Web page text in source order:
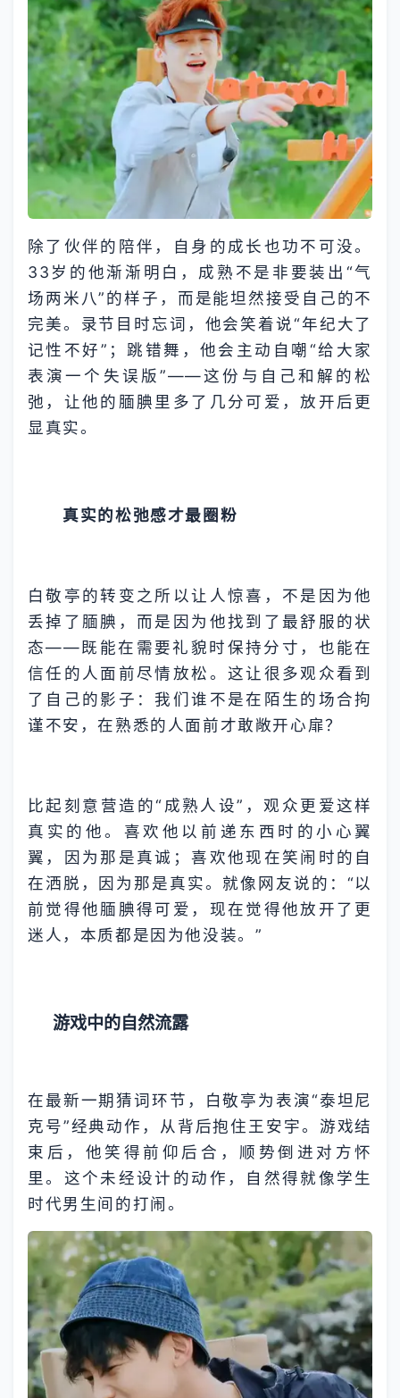
除了伙伴的陪伴，自身的成长也功不可没。
33岁的他渐渐明白，成熟不是非要装出“气
场两米八”的样子，而是能坦然接受自己的不
完美。录节目时忘词，他会笑着说“年纪大了
记性不好”；跳错舞，他会主动自嘲“给大家
表演一个失误版”——这份与自己和解的松
弛，让他的腼腆里多了几分可爱，放开后更
显真实。
真实的松弛感才最圈粉
白敬亭的转变之所以让人惊喜，不是因为他
丢掉了腼腆，而是因为他找到了最舒服的状
态——既能在需要礼貌时保持分寸，也能在
信任的人面前尽情放松。这让很多观众看到
了自己的影子：我们谁不是在陌生的场合拘
谨不安，在熟悉的人面前才敢敞开心扉？
比起刻意营造的“成熟人设”，观众更爱这样
真实的他。喜欢他以前递东西时的小心翼
翼，因为那是真诚；喜欢他现在笑闹时的自
在洒脱，因为那是真实。就像网友说的：“以
前觉得他腼腆得可爱，现在觉得他放开了更
迷人，本质都是因为他没装。”
游戏中的自然流露
在最新一期猜词环节，白敬亭为表演“泰坦尼
克号”经典动作，从背后抱住王安宇。游戏结
束后，他笑得前仰后合，顺势倒进对方怀
里。这个未经设计的动作，自然得就像学生
时代男生间的打闹。